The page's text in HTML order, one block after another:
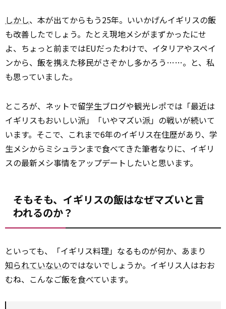
しかし、本が出てからもう25年。いいかげんイギリスの飯
も改善したでしょう。たとえ現地メシがまずかったにせ
よ、ちょっと前まではEUだったわけで、イタリアやスペイ
ンから、飯を携えた移民がさぞかし多かろう……。と、私
も思っていました。
ところが、ネットで留学生ブログや観光レポでは「最近は
イギリスもおいしい派」「いやマズい派」の戦いが続いて
います。そこで、これまで6年のイギリス在住歴があり、学
生メシからミシュランまで食べてきた筆者なりに、イギリ
スの最新メシ事情をアップデートしたいと思います。
そもそも、イギリスの飯はなぜマズいと言
われるのか？
といっても、「イギリス料理」なるものが何か、あまり
知られていないのではないでしょうか。イギリス人はおお
むね、こんなご飯を食べています。